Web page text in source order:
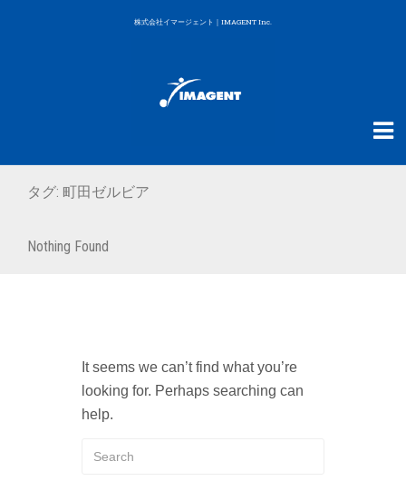
株式会社イマージェント｜IMAGENT Inc.
タグ: 町田ゼルビア
Nothing Found
It seems we can’t find what you’re
looking for. Perhaps searching can
help.